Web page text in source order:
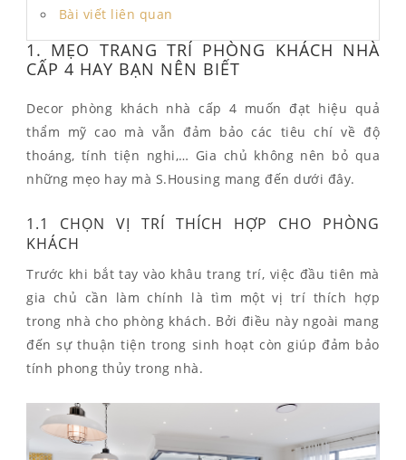
Bài viết liên quan
1. MẸO TRANG TRÍ PHÒNG KHÁCH NHÀ
CẤP 4 HAY BẠN NÊN BIẾT
Decor phòng khách nhà cấp 4 muốn đạt hiệu quả
thẩm mỹ cao mà vẫn đảm bảo các tiêu chí về độ
thoáng, tính tiện nghi,… Gia chủ không nên bỏ qua
những mẹo hay mà S.Housing mang đến dưới đây.
1.1 CHỌN VỊ TRÍ THÍCH HỢP CHO PHÒNG
KHÁCH
Trước khi bắt tay vào khâu trang trí, việc đầu tiên mà
gia chủ cần làm chính là tìm một vị trí thích hợp
trong nhà cho phòng khách. Bởi điều này ngoài mang
đến sự thuận tiện trong sinh hoạt còn giúp đảm bảo
tính phong thủy trong nhà.